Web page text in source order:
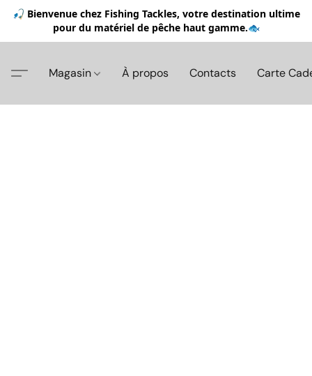
🎣 Bienvenue chez Fishing Tackles, votre destination ultime
pour du matériel de pêche haut gamme.🐟
Magasin À propos Contacts Carte